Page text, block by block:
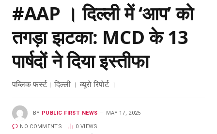
#AAP । दिल्ली में ‘आप’ को
तगड़ा झटका: MCD के 13
पार्षदों ने दिया इस्तीफा
पब्लिक फर्स्ट। दिल्‍ली । ब्‍यूरो रिपोर्ट ।
BY PUBLIC FIRST NEWS MAY 17, 2025
NO COMMENTS 0 VIEWS